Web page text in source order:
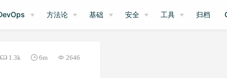
方法论 基础 安全 工具 归档
1.3k 6m 2646